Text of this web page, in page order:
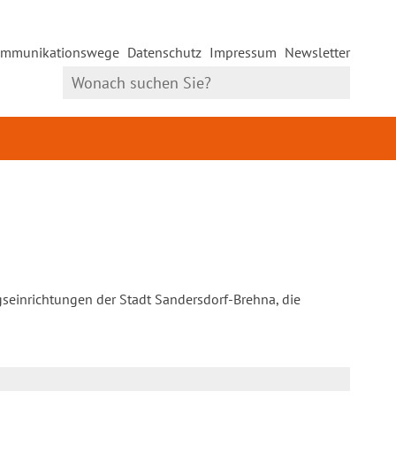
Datenschutz Impressum Newsletter
der Stadt Sandersdorf-Brehna, die